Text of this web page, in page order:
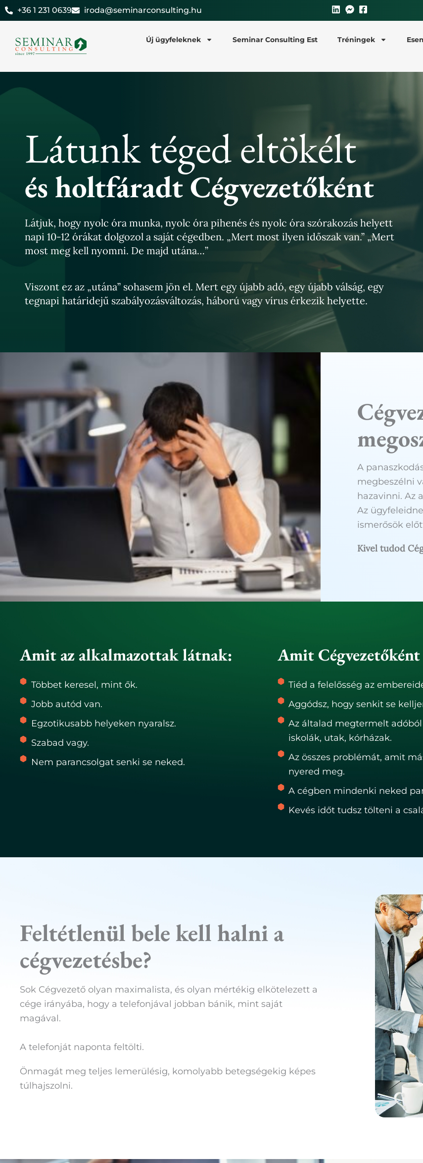
Skip
to
+36 1 231 0639 iroda@seminarconsulting.hu
Új ügyfeleknek Seminar Consulting Est Tréningek
Látunk téged eltökélt
és holtfáradt Cégvezetőként
Látjuk, hogy nyolc óra munka, nyolc óra pihenés és nyolc óra szórakozás helyett
napi 10-12 órákat dolgozol a saját cégedben. „Mert most ilyen időszak van.” „Mert
most meg kell nyomni. De majd utána…”
Viszont ez az „utána” sohasem jön el. Mert egy újabb adó, egy újabb válság, egy
tegnapi határidejű szabályozásváltozás, háború vagy vírus érkezik helyette.
A
megbeszélni
hazavinni. Az
Az
ismerősök
Kivel tudod
Amit az alkalmazottak látnak:
Többet keresel, mint ők.
Jobb autód van.
Egzotikusabb helyeken nyaralsz.
Szabad vagy.
Nem parancsolgat senki se neked.
Amit
Tiéd a felelősség az
Aggódsz, hogy senkit se
Az általad megtermelt
iskolák, utak, kórházak.
Az összes problémát, amit
nyered meg.
A cégben mindenki neked
Kevés időt tudsz tölteni a
Feltétlenül bele kell halni a
cégvezetésbe?
Sok Cégvezető olyan maximalista, és olyan mértékig elkötelezett a
cége irányába, hogy a telefonjával jobban bánik, mint saját
magával.
A telefonját naponta feltölti.
Önmagát meg teljes lemerülésig, komolyabb betegségekig képes
túlhajszolni.